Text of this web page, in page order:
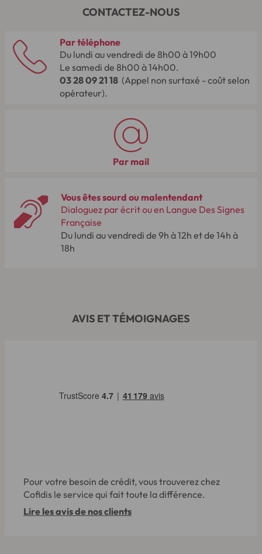
CONTACTEZ-NOUS
Par téléphone
Du lundi au vendredi de 8h00 à 19h00
Le samedi de 8h00 à 14h00.
03 28 09 21 18 (Appel non surtaxé - coût selon
opérateur).
Par mail
Vous êtes sourd ou malentendant
Dialoguez par écrit ou en Langue Des Signes
Française
Du lundi au vendredi de 9h à 12h et de 14h à
18h
AVIS ET TÉMOIGNAGES
Pour votre besoin de crédit, vous trouverez chez
Cofidis le service qui fait toute la différence.
Lire les avis de nos clients